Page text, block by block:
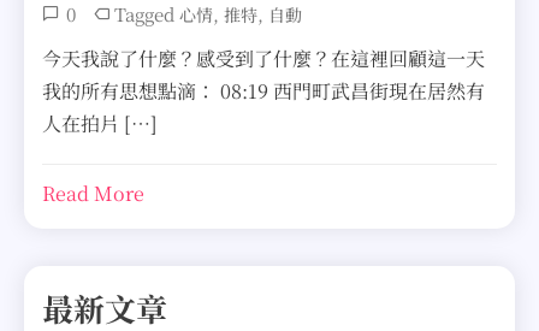
0 Tagged心情,推特, 自動
今天我說了什麼？感受到了什麼？在這裡回顧這一天
我的所有思想點滴： 08:19 西門町武昌街現在居然有
人在拍片 […]
Read More
最新文章